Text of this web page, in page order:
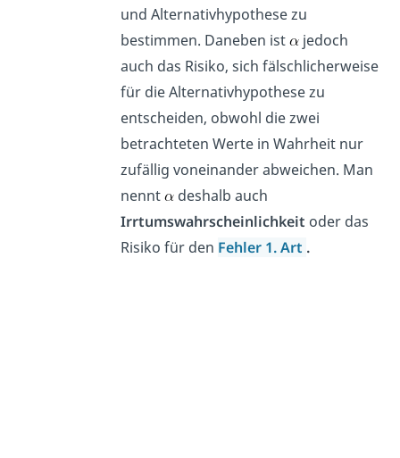
und Alternativhypothese zu
bestimmen. Daneben ist
jedoch
auch das Risiko, sich fälschlicherweise
für die Alternativhypothese zu
entscheiden, obwohl die zwei
betrachteten Werte in Wahrheit nur
zufällig voneinander abweichen. Man
nennt
deshalb auch
Irrtumswahrscheinlichkeit oder das
Risiko für den Fehler 1. Art .